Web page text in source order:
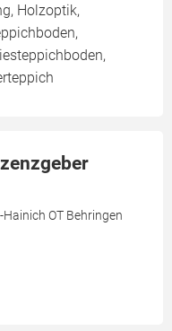
Holzoptik,
OT Behringen